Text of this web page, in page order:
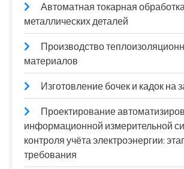
Автоматная токарная
металлических деталей
Производство
материалов
Изготовление бочек и кадок на
Проектирование
информационной измерительной
контроля учёта электроэнергии:
требования